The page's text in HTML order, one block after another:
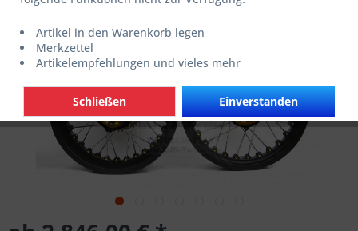
Artikel in den Warenkorb legen
Merkzettel
Artikelempfehlungen und vieles mehr
Einverstanden
Schließen